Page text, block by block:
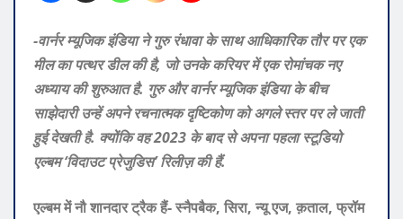
-वार्नर म्यूजिक इंडिया ने गुरु रंधावा के साथ आधिकारिक तौर पर एक
मील का पत्थर डील की है, जो उनके करियर में एक रोमांचक नए
अध्याय की शुरुआत है. गुरु और वार्नर म्यूजिक इंडिया के बीच
साझेदारी उन्हें अपने रचनात्मक दृष्टिकोण को अगले स्तर पर ले जाती
हुई देखती है. क्योंकि वह 2023 के बाद से अपना पहला स्टूडियो
एल्बम ‘विदाउट प्रेजुडिस’ रिलीज़ की हैं.
एल्बम में नौ शानदार ट्रैक हैं- स्नैपबैक, सिरा, न्यू एज, क़ताल, फ्रॉम